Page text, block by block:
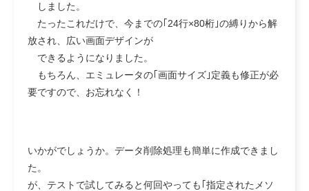
しました。
たったこれだけで、今までの｢24行×80桁｣の縛りから解
放され、広い画面デザインが
できるようになりました。
もちろん、エミュレータの｢画面サイズ｣定義も修正が必
要ですので、お忘れなく！
いかがでしょうか。データ削除処理も簡単に作成できまし
た。
が、テストで試してみると何回やっても｢指定されたメソ